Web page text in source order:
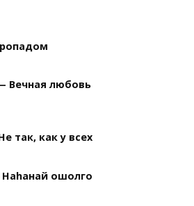
послушать
Вечная любовь
так, как у всех
ошолго